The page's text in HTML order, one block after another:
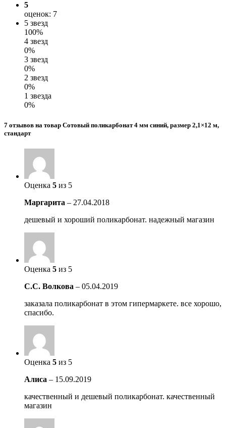
5
оценок: 7
5 звезд
100%
4 звезд
0%
3 звезд
0%
2 звезд
0%
1 звезда
0%
7 отзывов на товар Сотовый поликарбонат 4 мм синий, размер 2,1×12 м,
стандарт
Оценка 5 из 5
Маргарита – 27.04.2018
дешевый и хороший поликарбонат. надежный магазин
Оценка 5 из 5
С.С. Волкова – 05.04.2019
заказала поликарбонат в этом гипермаркете. все хорошо,
спасибо.
Оценка 5 из 5
Алиса – 15.09.2019
качественный и дешевый поликарбонат. качественный
магазин